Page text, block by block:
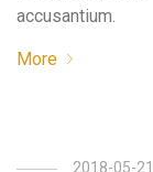
accusantium.
More
2018-05-21